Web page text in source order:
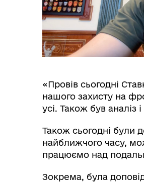
«Провів сьогодні
нашого захисту на
усі. Також був аналіз
Також сьогодні були
найближчого часу,
працюємо над
Зокрема, була